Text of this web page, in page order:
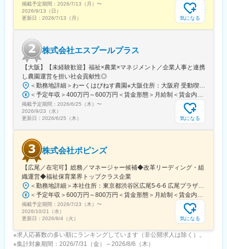
■チームについて：
・男女比：3：7
当施設は中途入社の職員が多いことが特徴です。同業の介護施設
から「もっと一人ひとりに向き合うケアがしたい」「経験を活か
して収入を上げたい」と転職してきたメンバーが多数活躍してい
ます。もちろん未経験から始めた方も活躍中です。やる気さえあ
ればどなたでも歓迎いたします。
■キャリアパスについて：
将来はユニットリーダーや施設運営を支える管理職ポジションへ
のステップアップも可能です。
変更の範囲：会社の定める業務
掲載予定期間： 2026/7/13（月） 〜
2026/9/13（日）
更新日： 2026/7/13（月） 気になる
株式会社エスプールプラス
【大阪】【未経験歓迎】福祉×農業×マネジメント／企業人事と連携
し農園運営を担い社会貢献性◎
＜勤務地詳細＞わーくはぴねす農園※大阪住所：大阪府 受動喫煙対策：敷地内全面禁煙変更の範囲：会社の定める事業所
＜予定年収＞400万円～600万円＜賃金形態＞月給制＜賃金内訳＞月額（基本給）：280,000円～420,000円＜月給＞280,000円～420,000円＜昇給有無＞有＜残業手当＞有＜給与補足＞※予定年収はあくまでも目安の金額であり、選考を通じて上下する可能性があります。■昇給：年2回（8月・2月）■賞与：年2回（7月・12月）賃金はあくまでも目安の金額であり、選考を通じて上下する可能性があります。月給(月額)は固定手当を含めた表記です。
掲載予定期間： 2026/6/25（木） 〜
2026/9/23（水）
更新日： 2026/6/25（木） 気になる
株式会社ポピンズ
【広尾／在宅可】総務／マネージャー候補◆改革リーディング・組
織運営◆福祉保育業界トップクラス企業
＜勤務地詳細＞本社住所：東京都渋谷区広尾5-6-6 広尾プラザ勤務地最寄駅：東京メトロ日比谷線／広尾駅受動喫煙対策：屋内全面禁煙変更の範囲：会社の定める事業所（リモートワーク含む）
＜予定年収＞600万円～800万円＜賃金形態＞月給制＜賃金内訳＞月額（基本給）：400,000円～540,000円その他固定手当/月：100,000円～150,000円＜月給＞500,000円～690,000円＜昇給有無＞有＜残業手当＞無＜給与補足＞■その他固定手当：管理職手当■給与改定有、賞与有（※業績、評価により変動有：昨年度標準評価では2.8カ月）※試用期間中は査定期間に含まれません賃金はあくまでも目安の金額であり、選考を通じて上下する可能性があります。月給(月額)は固定手当を含めた表記です。
掲載予定期間： 2026/7/23（木） 〜
2026/10/21（水）
更新日： 2026/8/4（火） 気になる
※求人応募数の多い順にランキングしています（非公開求人は除く）。
※集計対象期間：2026/7/31（金）～2026/8/6（木）